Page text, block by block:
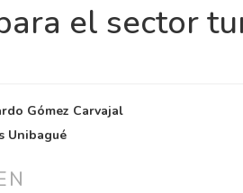
el sector
Gómez Carvajal
Unibagué